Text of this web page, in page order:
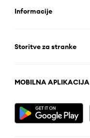
Informacije
Storitve za stranke
MOBILNA APLIKACIJA